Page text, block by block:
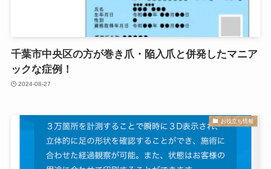
千葉市中央区の方が巻き爪・陥入爪と併発したマニア
ックな症例！
2024-08-27
お役立ち情報